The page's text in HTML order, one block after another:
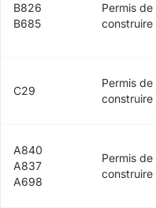
B826
B685
Permis de
construire
C29
Permis de
construire
A840
A837
A698
Permis de
construire